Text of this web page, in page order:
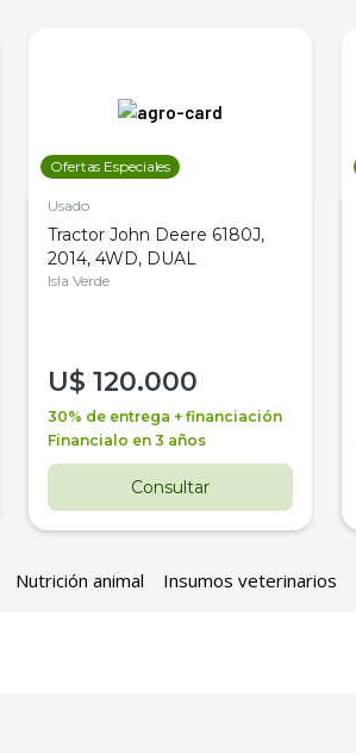
Ofertas Especiales
Usado
Tractor John Deere 6180J,
2014, 4WD, DUAL
Isla Verde
U$ 120.000
30% de entrega + financiación
Financialo en 3 años
Consultar
Nutrición animal Insumos veterinarios